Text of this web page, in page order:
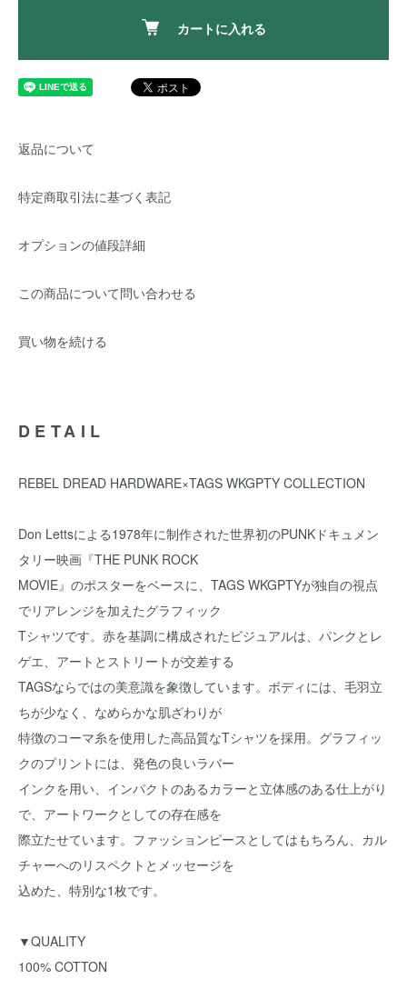
カートに入れる
返品について
特定商取引法に基づく表記
オプションの値段詳細
この商品について問い合わせる
買い物を続ける
DETAIL
REBEL DREAD HARDWARE×TAGS WKGPTY COLLECTION
Don Lettsによる1978年に制作された世界初のPUNKドキュメン
タリー映画『THE PUNK ROCK
MOVIE』のポスターをベースに、TAGS WKGPTYが独自の視点
でリアレンジを加えたグラフィック
Tシャツです。赤を基調に構成されたビジュアルは、パンクとレ
ゲエ、アートとストリートが交差する
TAGSならではの美意識を象徴しています。ボディには、毛羽立
ちが少なく、なめらかな肌ざわりが
特徴のコーマ糸を使用した高品質なTシャツを採用。グラフィッ
クのプリントには、発色の良いラバー
インクを用い、インパクトのあるカラーと立体感のある仕上がり
で、アートワークとしての存在感を
際立たせています。ファッションピースとしてはもちろん、カル
チャーへのリスペクトとメッセージを
込めた、特別な1枚です。
▼QUALITY
100% COTTON